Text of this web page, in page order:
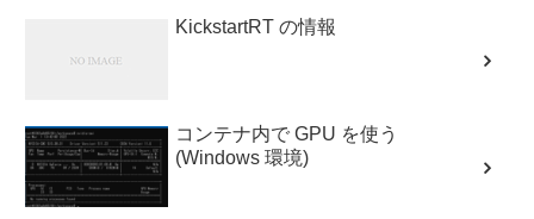
KickstartRT の情報
コンテナ内で GPU を使う
(Windows 環境)